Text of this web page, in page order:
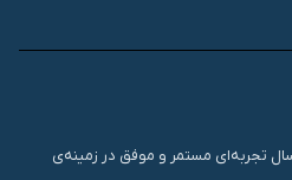
اطلس با بیش از 10 سال تجربه‌ای مستمر و موفق در زمینه‌ی